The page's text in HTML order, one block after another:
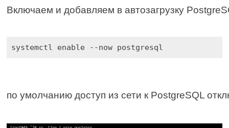
Включаем и добавляем в автозагрузку
systemctl enable --now postgresql
по умолчанию доступ из сети к PostgreSQL